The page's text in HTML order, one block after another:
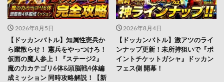
2026年8月5日
【ドッカンバトル】知属性憲兵か
ら蹴散らせ！ 憲兵をやっつけろ！
仮面の魔人参上！『ステージ2』
魔の力カテゴリ6体&頭脳戦4体編
成ミッション 同時攻略解説！【新
2026年8月4日
【ドッカンバトル】激アツのライ
ンナップ更新！未所持狙いで『ポ
イントチケットガシャ』ドッカン
フェス側 開幕！